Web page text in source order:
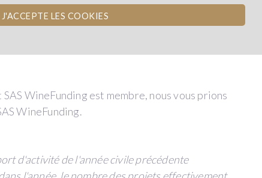
J'ACCEPTE LES COOKIES
SAS WineFunding est membre, nous vous prions
WineFunding.
d'activité de l'année civile précédente